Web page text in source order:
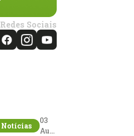
Redes Sociais
Notícias
03
Aug